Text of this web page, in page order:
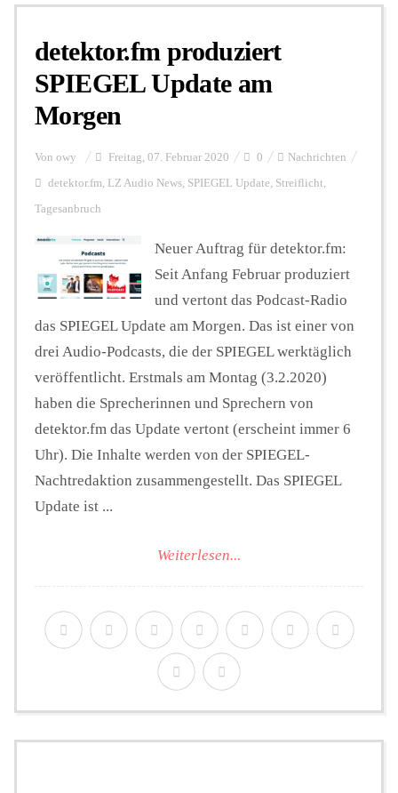
Personalien
FUNKTURM-Beiträge
Podcast
Seminare
Unterstützen
detektor.fm produziert
SPIEGEL Update am
Morgen
Von owy Freitag, 07. Februar 2020 0 Nachrichten
detektor.fm, LZ Audio News, SPIEGEL Update, Streiflicht,
Tagesanbruch
Neuer Auftrag für detektor.fm:
Seit Anfang Februar produziert
und vertont das Podcast-Radio
das SPIEGEL Update am Morgen. Das ist einer von
drei Audio-Podcasts, die der SPIEGEL werktäglich
veröffentlicht. Erstmals am Montag (3.2.2020)
haben die Sprecherinnen und Sprechern von
detektor.fm das Update vertont (erscheint immer 6
Uhr). Die Inhalte werden von der SPIEGEL-
Nachtredaktion zusammengestellt. Das SPIEGEL
Update ist ...
Weiterlesen...